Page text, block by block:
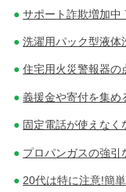
サポート詐欺増加中
洗濯用パック型液体
住宅用火災警報器の
義援金や寄付を集め
固定電話が使えなく
プロパンガスの強引
20代は特に注意!簡